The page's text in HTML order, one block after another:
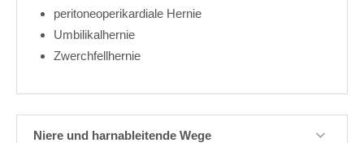
peritoneoperikardiale Hernie
Umbilikalhernie
Zwerchfellhernie
Niere und harnableitende Wege